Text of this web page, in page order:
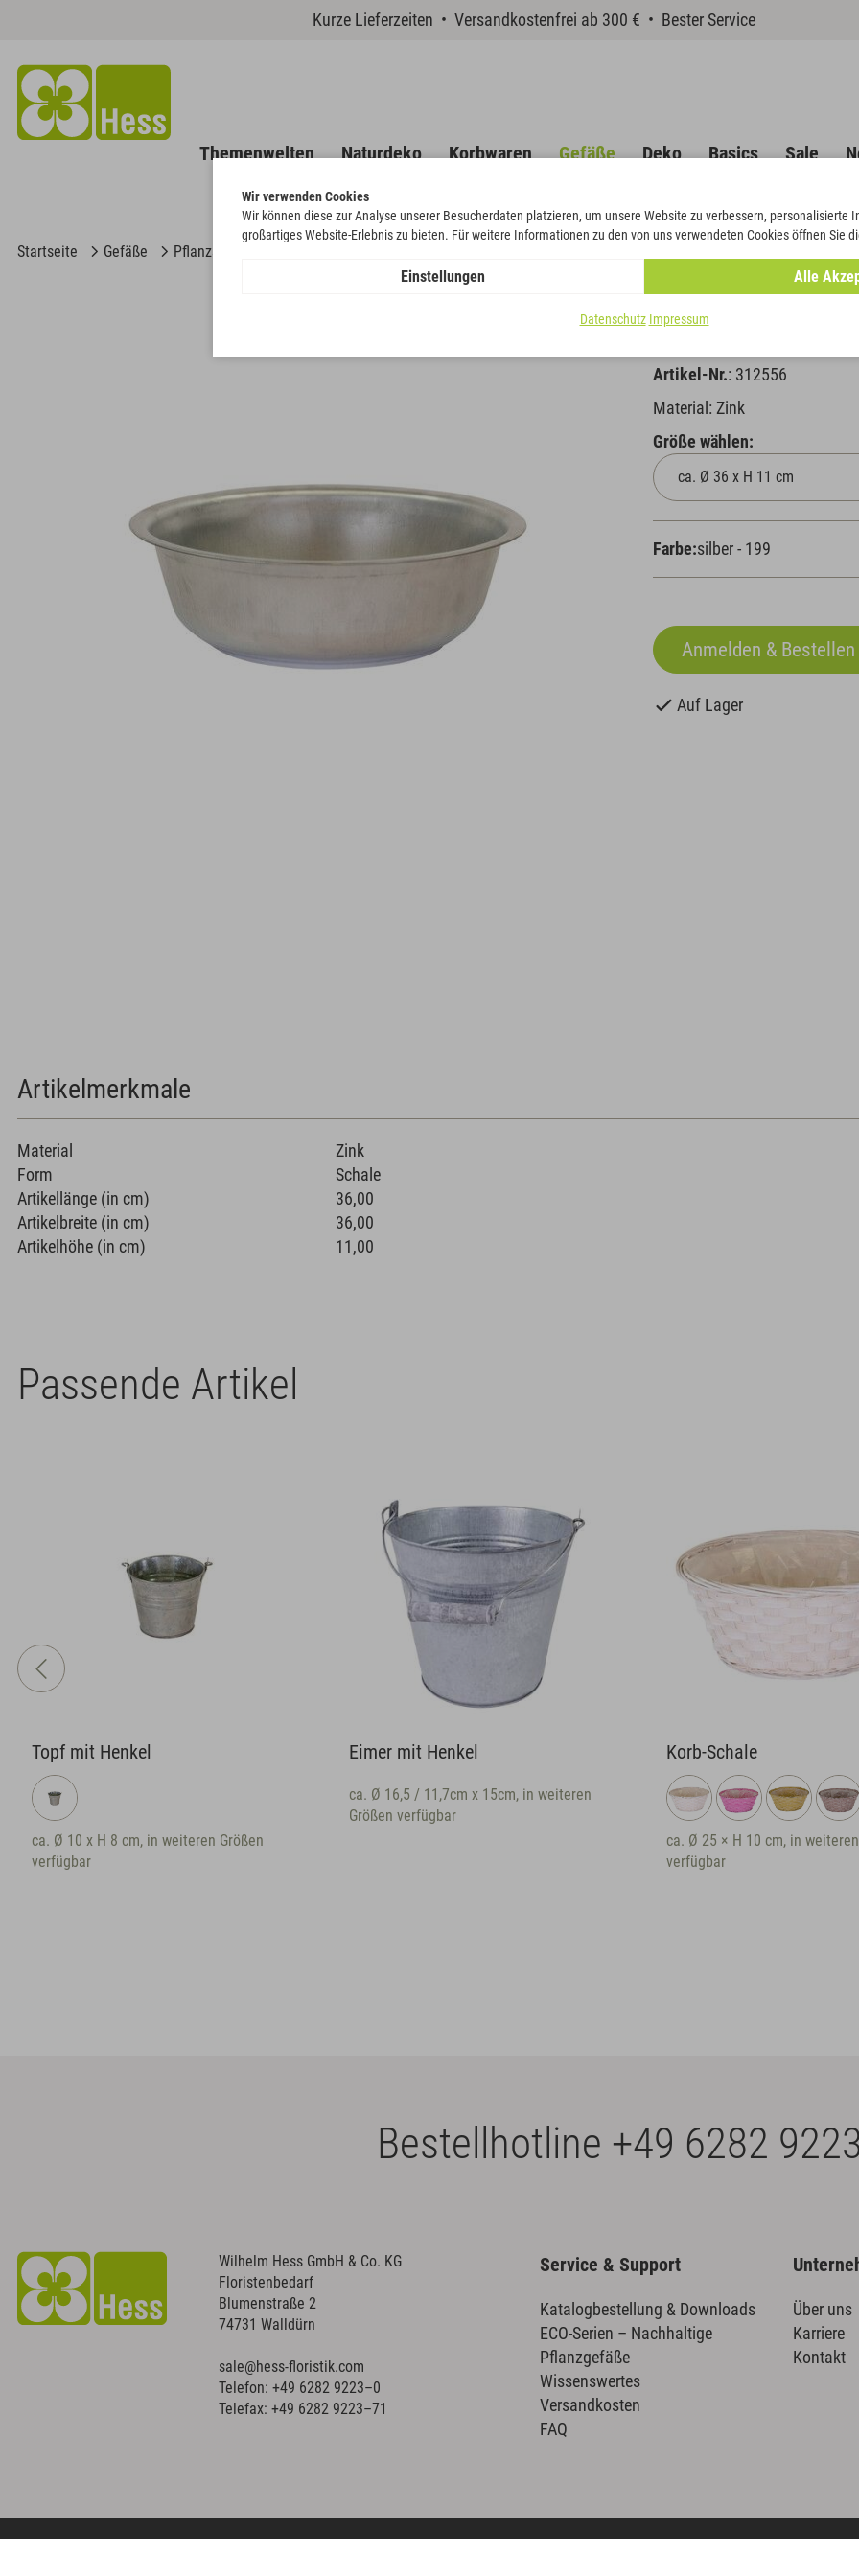
Kurze Lieferzeiten • Versandkostenfrei ab 300 € • Bester Service
Themenwelten Naturdeko Korbwaren Gefäße Deko Basics Sale
Startseite Gefäße Pflanzschalen
Schale matt
Artikel-Nr.: 312556
Material: Zink
Größe wählen:
Farbe:silber - 199
Auf Lager
Artikelmerkmale
Material
Zink
Form
Schale
Artikellänge (in cm)
36,00
Artikelbreite (in cm)
36,00
Artikelhöhe (in cm)
11,00
Passende Artikel
Topf mit Henkel
ca. Ø 10 x H 8 cm, in weiteren Größen
verfügbar
Eimer mit Henkel
ca. Ø 16,5 / 11,7cm x 15cm, in weiteren
Größen verfügbar
Korb-Schale
ca. Ø 25 × H 10 cm, in weiteren
verfügbar
Bestellhotline +49 6282
Wilhelm Hess GmbH & Co. KG
Floristenbedarf
Blumenstraße 2
74731 Walldürn
sale@hess-floristik.com
Telefon: +49 6282 9223–0
Telefax: +49 6282 9223–71
Service & Support
Katalogbestellung & Downloads
ECO-Serien – Nachhaltige
Pflanzgefäße
Wissenswertes
Versandkosten
FAQ
Über uns
Karriere
Kontakt
Wir verwenden Cookies
Wir können diese zur Analyse unserer Besucherdaten platzieren, um unsere Website zu verbessern, personalisierte
großartiges Website-Erlebnis zu bieten. Für weitere Informationen zu den von uns verwendeten Cookies öffnen Sie
Einstellungen Alle
Datenschutz Impressum